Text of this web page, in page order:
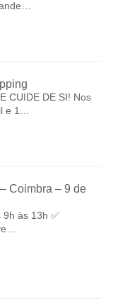
CUIDE DE SI! Nos
e 1…
Coimbra – 9 de
9h às 13h ✅